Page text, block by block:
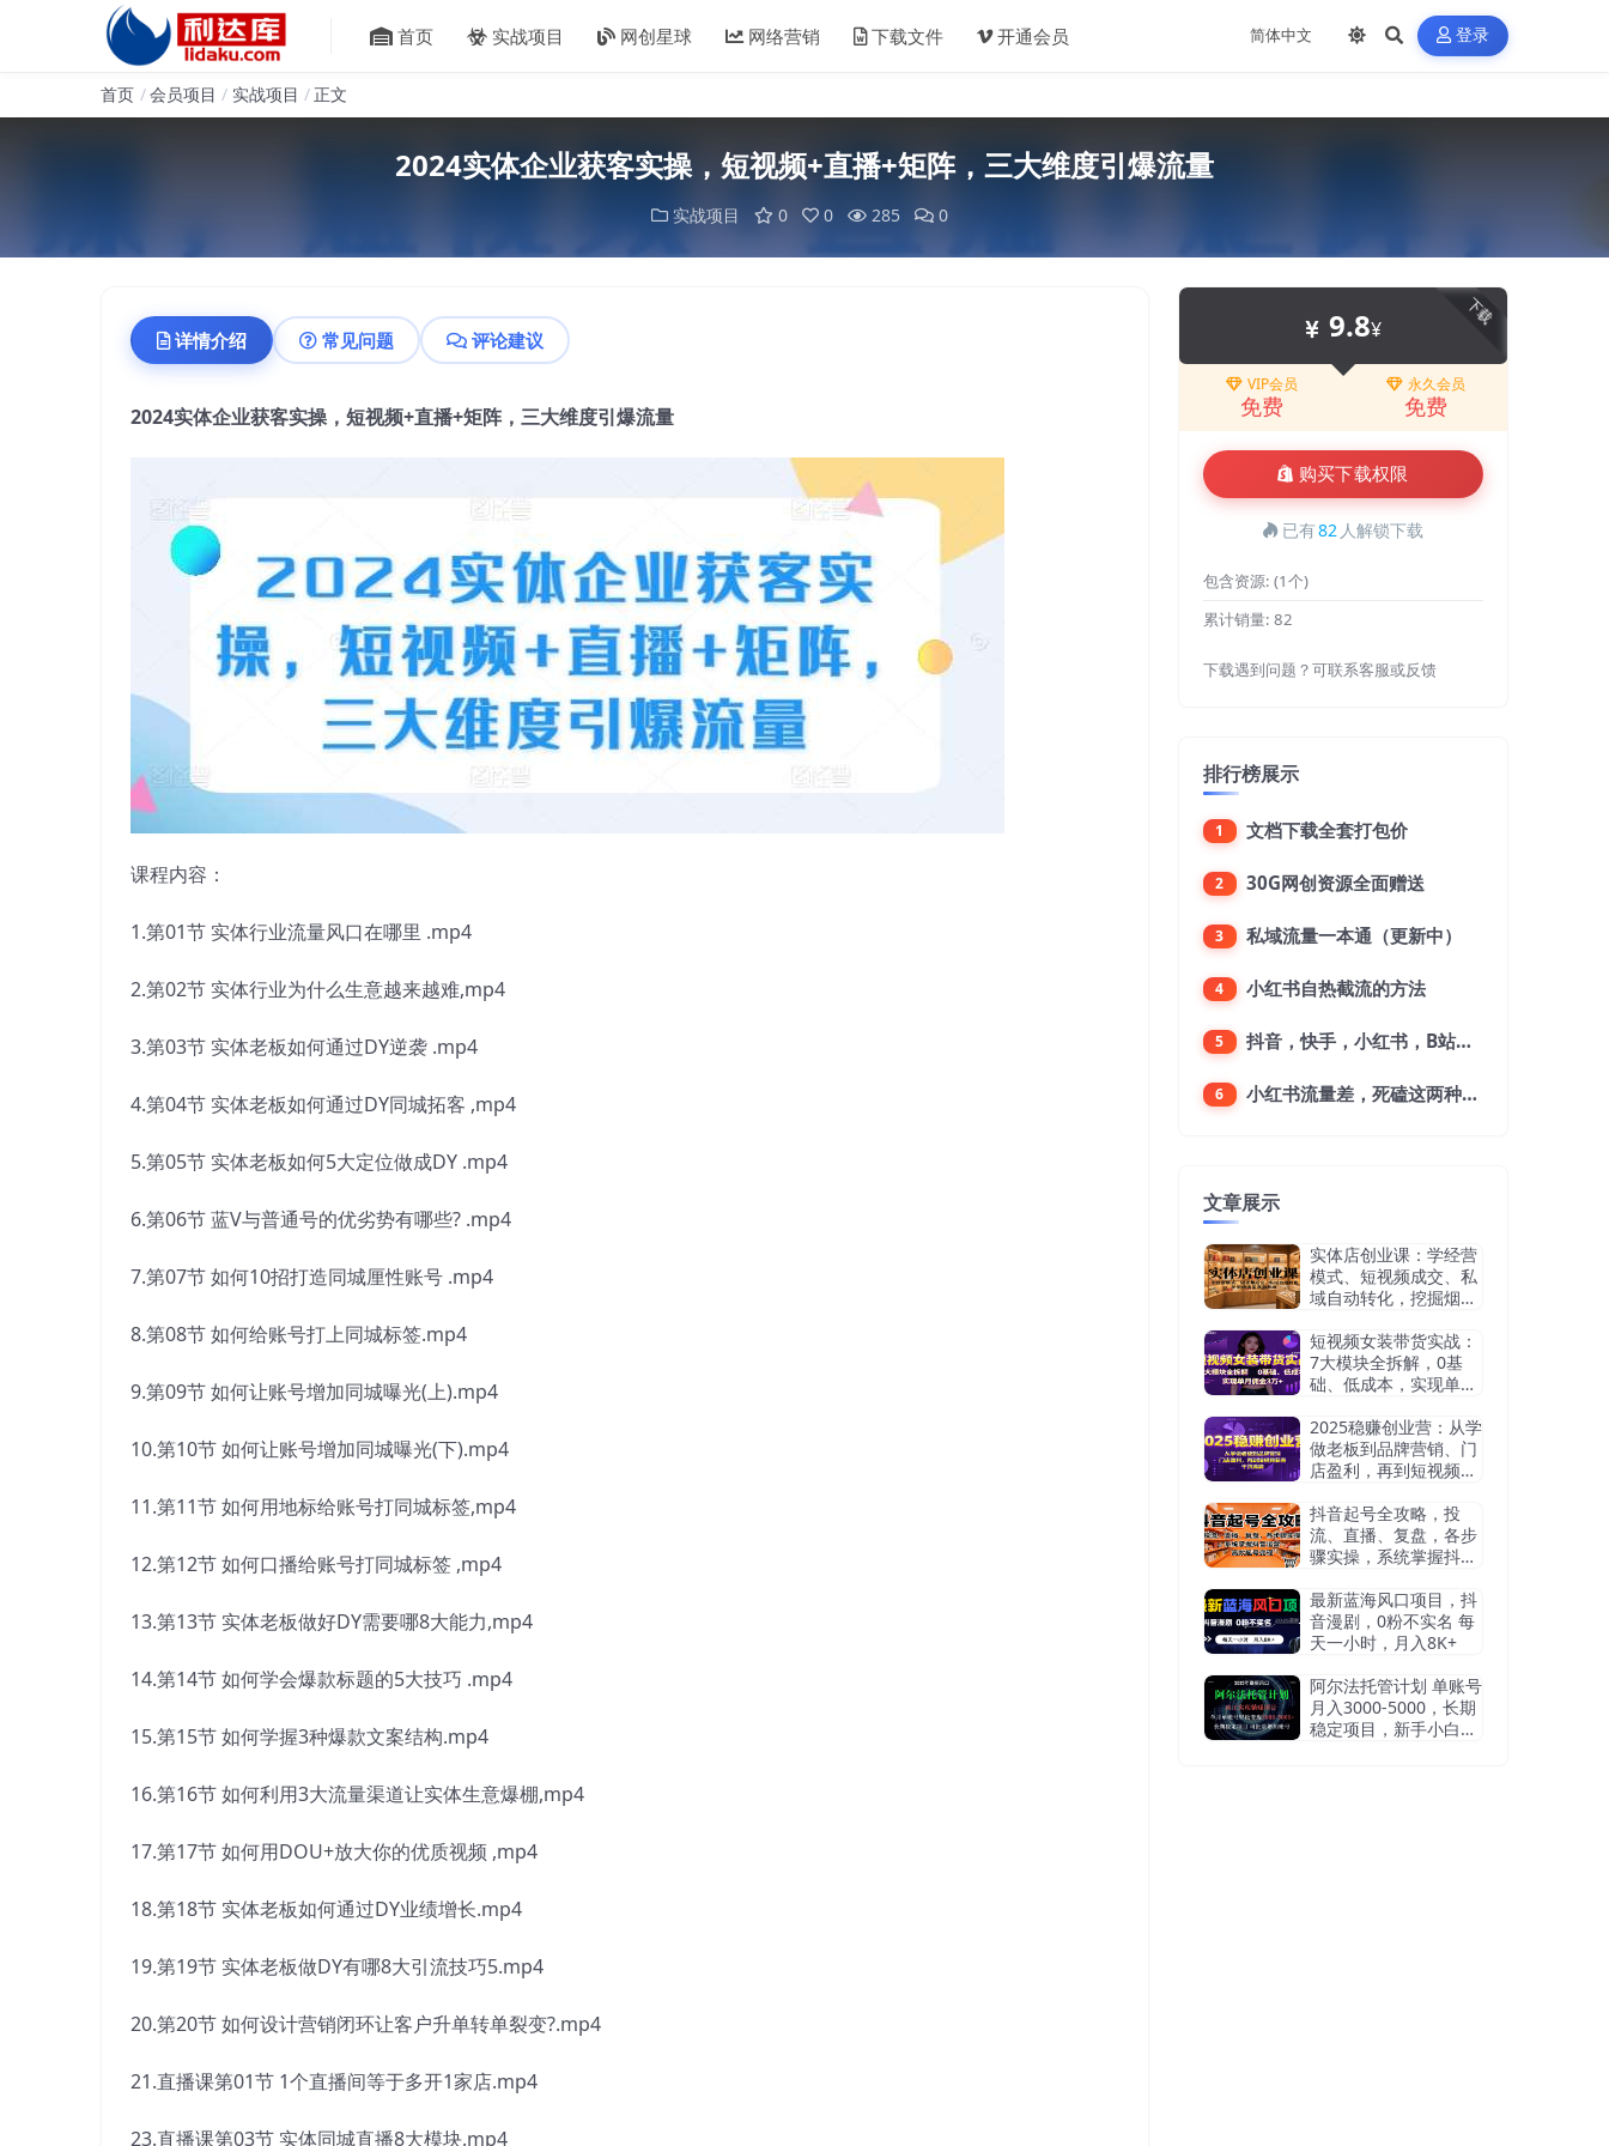
首页 实战项目 网创星球 网络营销 下载文件 开通会员 登录
首页 会员项目 实战项目 正文
2024实体企业获客实操，短视频+直播+矩阵，三大维度引爆流量
实战项目 0 0 285 0
详情介绍 常见问题 评论建议
2024实体企业获客实操，短视频+直播+矩阵，三大维度引爆流量
课程内容：
1.第01节 实体行业流量风口在哪里 .mp4
2.第02节 实体行业为什么生意越来越难,mp4
3.第03节 实体老板如何通过DY逆袭 .mp4
4.第04节 实体老板如何通过DY同城拓客 ,mp4
5.第05节 实体老板如何5大定位做成DY .mp4
6.第06节 蓝V与普通号的优劣势有哪些? .mp4
7.第07节 如何10招打造同城厘性账号 .mp4
8.第08节 如何给账号打上同城标签.mp4
9.第09节 如何让账号增加同城曝光(上).mp4
10.第10节 如何让账号增加同城曝光(下).mp4
11.第11节 如何用地标给账号打同城标签,mp4
12.第12节 如何口播给账号打同城标签 ,mp4
13.第13节 实体老板做好DY需要哪8大能力,mp4
14.第14节 如何学会爆款标题的5大技巧 .mp4
15.第15节 如何学握3种爆款文案结构.mp4
16.第16节 如何利用3大流量渠道让实体生意爆棚,mp4
17.第17节 如何用DOU+放大你的优质视频 ,mp4
18.第18节 实体老板如何通过DY业绩增长.mp4
19.第19节 实体老板做DY有哪8大引流技巧5.mp4
20.第20节 如何设计营销闭环让客户升单转单裂变?.mp4
21.直播课第01节 1个直播间等于多开1家店.mp4
23.直播课第03节 实体同城直播8大模块.mp4
下载
9.8¥
VIP会员
免费
永久会员
免费
购买下载权限
已有82 人解锁下载
包含资源: (1个)
累计销量: 82
下载遇到问题？可联系客服或反馈
排行榜展示
1 文档下载全套打包价
2 30G网创资源全面赠送
3 私域流量一本通（更新中）
4 小红书自热截流的方法
5 抖音，快手，小红书，B站，微博，微信公众号，微信视频号。每一个平台，都是不一样的机会，对应不一样的赚钱思路
6 小红书流量差，死磕这两种笔记就好
文章展示
实体店创业课：学经营
模式、短视频成交、私
域自动转化，挖掘烟酒
短视频女装带货实战：
7大模块全拆解，0基
础、低成本，实现单月
2025稳赚创业营：从学
做老板到品牌营销、门
店盈利，再到短视频获
抖音起号全攻略，投
流、直播、复盘，各步
骤实操，系统掌握抖音
最新蓝海风口项目，抖
音漫剧，0粉不实名 每
天一小时，月入8K+
阿尔法托管计划 单账号
月入3000-5000，长期
稳定项目，新手小白轻